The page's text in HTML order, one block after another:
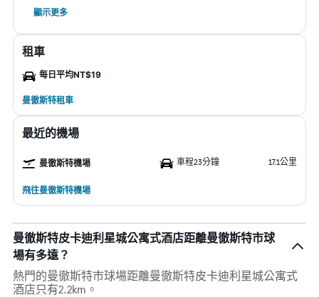
顯示更多
租車
每日平均NT$19
曼徹斯特租車
最近的機場
曼徹斯特機場 車程23分鐘 17.1公里
飛往曼徹斯特機場
曼徹斯特皮卡迪利星城公寓式酒店距離曼徹斯特市球
場有多遠？
熱門的曼徹斯特市球場距離曼徹斯特皮卡迪利星城公寓式
酒店只有2.2km。